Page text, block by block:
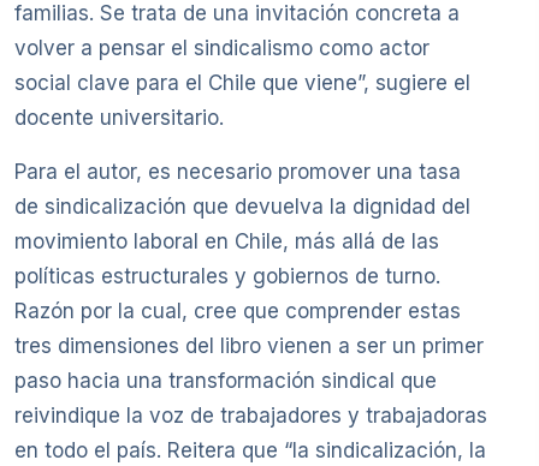
familias. Se trata de una invitación concreta a
volver a pensar el sindicalismo como actor
social clave para el Chile que viene”, sugiere el
docente universitario.
Para el autor, es necesario promover una tasa
de sindicalización que devuelva la dignidad del
movimiento laboral en Chile, más allá de las
políticas estructurales y gobiernos de turno.
Razón por la cual, cree que comprender estas
tres dimensiones del libro vienen a ser un primer
paso hacia una transformación sindical que
reivindique la voz de trabajadores y trabajadoras
en todo el país. Reitera que “la sindicalización, la